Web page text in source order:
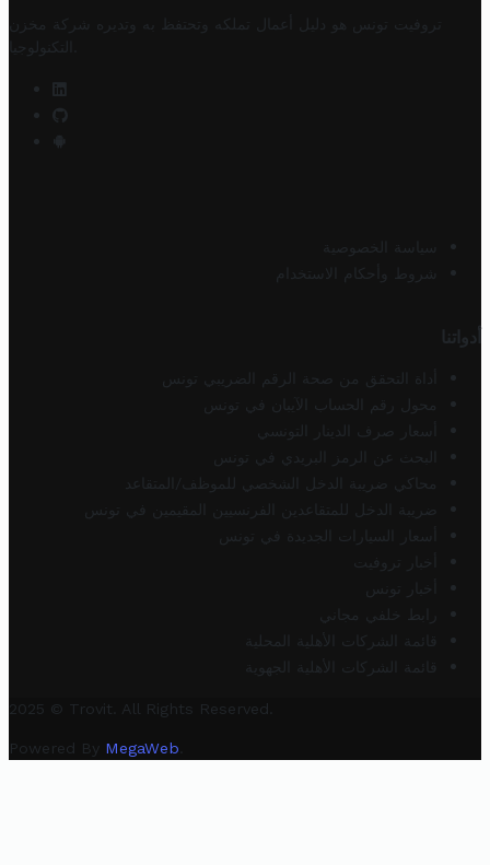
تروفيت تونس هو دليل أعمال تملكه وتحتفظ به وتديره
شركة مخزن
التكنولوجيا
سياسة الخصوصية
شروط وأحكام الاستخدام
أدواتنا
أداة التحقق من صحة الرقم الضريبي تونس
محول رقم الحساب الآيبان في تونس
أسعار صرف الدينار التونسي
البحث عن الرمز البريدي في تونس
محاكي ضريبة الدخل الشخصي للموظف/المتقاعد
ضريبة الدخل للمتقاعدين الفرنسيين المقيمين في تونس
أسعار السيارات الجديدة في تونس
أخبار تروفيت
أخبار تونس
رابط خلفي مجاني
قائمة الشركات الأهلية المحلية
قائمة الشركات الأهلية الجهوية
2025 © Trovit. All Rights Reserved.
Powered By MegaWeb